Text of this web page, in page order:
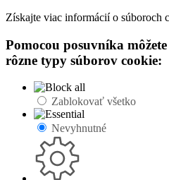
Získajte viac informácií o súboroch
Pomocou posuvníka
rôzne typy súborov cookie:
Zablokovať všetko
Nevyhnutné